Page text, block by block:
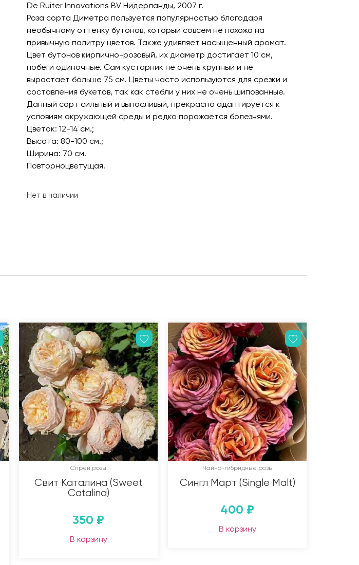
De Ruiter Innovations BV Нидерланды, 2007 г.
Роза сорта Диметра пользуется популярностью благодаря
необычному оттенку бутонов, который совсем не похожа на
привычную палитру цветов. Также удивляет насыщенный аромат.
Цвет бутонов кирпично-розовый, их диаметр достигает 10 см,
побеги одиночные. Сам кустарник не очень крупный и не
вырастает больше 75 см. Цветы часто используются для срезки и
составления букетов, так как стебли у них не очень шипованные.
Данный сорт сильный и выносливый, прекрасно адаптируется к
условиям окружающей среды и редко поражается болезнями.
Цветок: 12-14 см.;
Высота: 80-100 см.;
Ширина: 70 см.
Повторноцветущая.
Нет в наличии
Спрей розы
Свит Каталина (Sweet
Catalina)
350 ₽
В корзину
Чайно-гибридные розы
Сингл Март (Single Malt)
400 ₽
В корзину